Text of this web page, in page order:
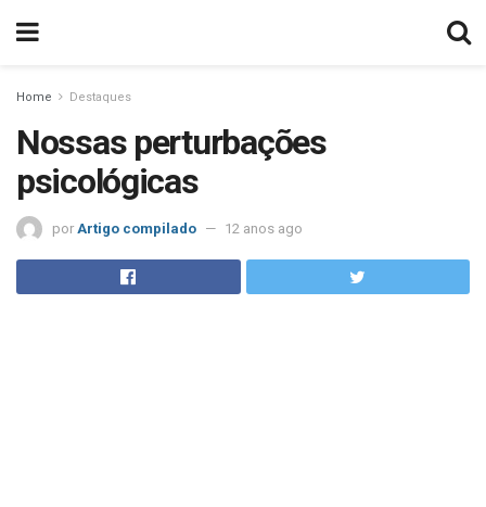
Home Destaques
Nossas perturbações
psicológicas
por Artigo compilado 12 anos ago